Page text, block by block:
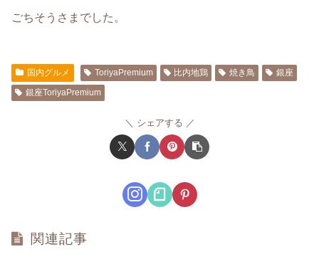
ごちそうさまでした。
国内グルメ ToriyaPremium 比内地鶏 焼き鳥
銀座
銀座ToriyaPremium
シェアする
関連記事